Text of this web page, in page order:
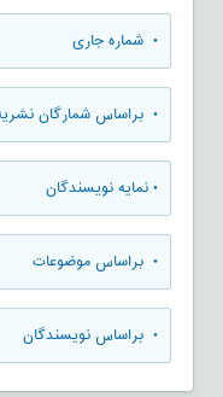
• شماره جاری
• براساس شمارگان نشریه
•نمایه نویسندگان
• براساس موضوعات
• براساس نویسندگان